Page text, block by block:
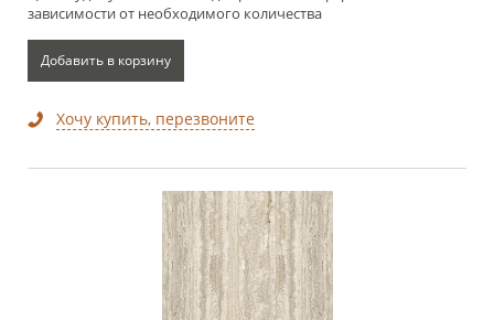
зависимости от необходимого количества
Добавить в корзину
Хочу купить, перезвоните